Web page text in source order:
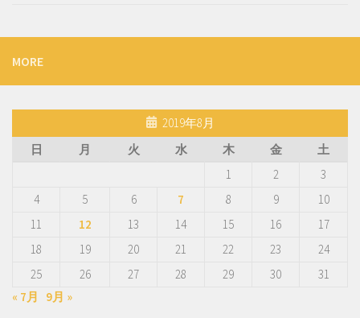
MORE
2019年8月
日
月 火 水 木 金
土
1
2
3
4
5 6 7 8 9
10
11
12 13 14 15 16
17
18
19 20 21 22 23
24
25
26 27 28 29 30
31
« 7月
9月 »